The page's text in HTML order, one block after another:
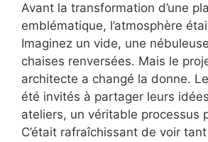
Avant la transformation d’une
emblématique, l’atmosphère
Imaginez un vide, une
chaises renversées. Mais le
architecte a changé la donne.
été invités à partager leurs
ateliers, un véritable processus
C’était rafraîchissant de voir